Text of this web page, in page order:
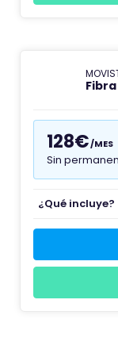
128€/MES
Sin
¿Qué incluye?